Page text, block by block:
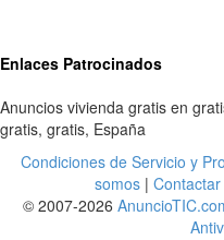
Enlaces Patrocinados
Anuncios vivienda gratis en
gratis, gratis, España
Condiciones de Servicio y
somos|
© 2007-2026